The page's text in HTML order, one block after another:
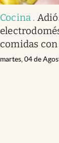
Cocina .
comidas
martes, 04 de